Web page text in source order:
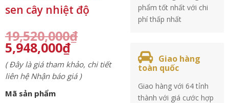
sen cây nhiệt độ
19,520,000₫
5,948,000₫
( Đây là giá tham khảo, chi tiết
liên hệ Nhận báo giá )
Mã sản phẩm
phẩm tốt nhất với chi
phí thấp nhất
Giao hàng
toàn quốc
Giao hàng với 64 tỉnh
thành với giá cước hợp